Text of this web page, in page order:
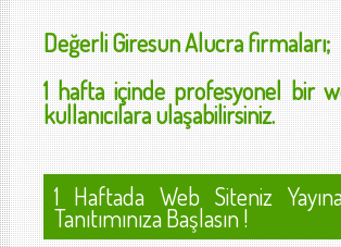
DeğerliGiresun Alucrafirmaları;
1 hafta içinde profesyonel bir
kullanıcılara ulaşabilirsiniz.
1 Haftada Web Siteniz
Tanıtımınıza Başlasın !